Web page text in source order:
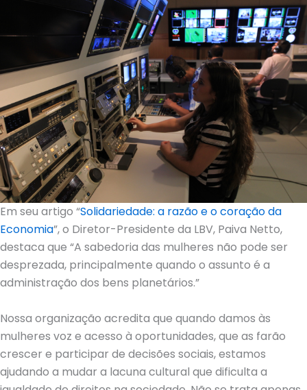
Em seu artigo “Solidariedade: a razão e o coração da
Economia”, o Diretor-Presidente da LBV, Paiva Netto,
destaca que “A sabedoria das mulheres não pode ser
desprezada, principalmente quando o assunto é a
administração dos bens planetários.”
Nossa organização acredita que quando damos às
mulheres voz e acesso à oportunidades, que as farão
crescer e participar de decisões sociais, estamos
ajudando a mudar a lacuna cultural que dificulta a